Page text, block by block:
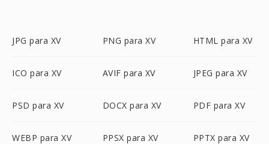
JPG para XV PNG para XV HTML para XV
ICO para XV AVIF para XV JPEG para XV
PSD para XV DOCX para XV PDF para XV
WEBP para XV PPSX para XV PPTX para XV